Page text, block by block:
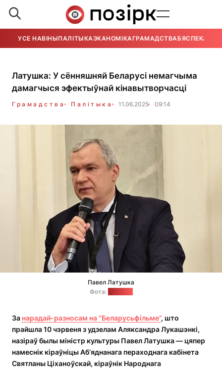
УСЕ НАВІНЫПАЛІТЫКАЭКАНОМІКАГРАМАДСТВАБЯСПЕКА
Латушка: У сённяшняй Беларусі немагчыма
дамагчыся эфектыўнай кінавытворчасці
Грамадства Палітыка 11.06.2025 09:14
Павел Латушка
Фота:
За нарадай-разносам на “Беларусьфільме”, што
прайшла 10 чэрвеня з удзелам Аляксандра Лукашэнкі,
назіраў былы міністр культуры Павел Латушка — цяпер
намеснік кіраўніцыАб’яднанага пераходнага кабінета
Святланы Ціханоўскай, кіраўнік Народнага